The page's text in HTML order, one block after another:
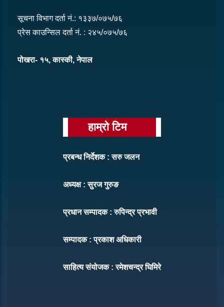
सूचना विभाग दर्ता नं.: १३३७/०७५/७६
प्रेस काउन्सिल दर्ता नं. : २४५/०७५/७६
पोखरा- १५, कास्की, नेपाल
हाम्रो टिम
प्रबन्ध निर्देशक : सरु जलन
अध्यक्ष : सुरज गुरुङ
प्रधान सम्पादक : रुपिन्द्र प्रभावी
सम्पादक : प्रकाश अधिकारी
साहित्य संयोजक : रमेशचन्द्र घिमिरे